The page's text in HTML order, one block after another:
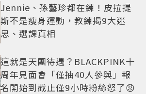
Jennie、孫藝珍都在練！皮拉提
斯不是瘦身運動，教練揭9大迷
思、選課真相
這就是天團待遇？BLACKPINK十
周年見面會「僅抽40人參與」報
名開始到截止僅9小時粉絲怒了😡